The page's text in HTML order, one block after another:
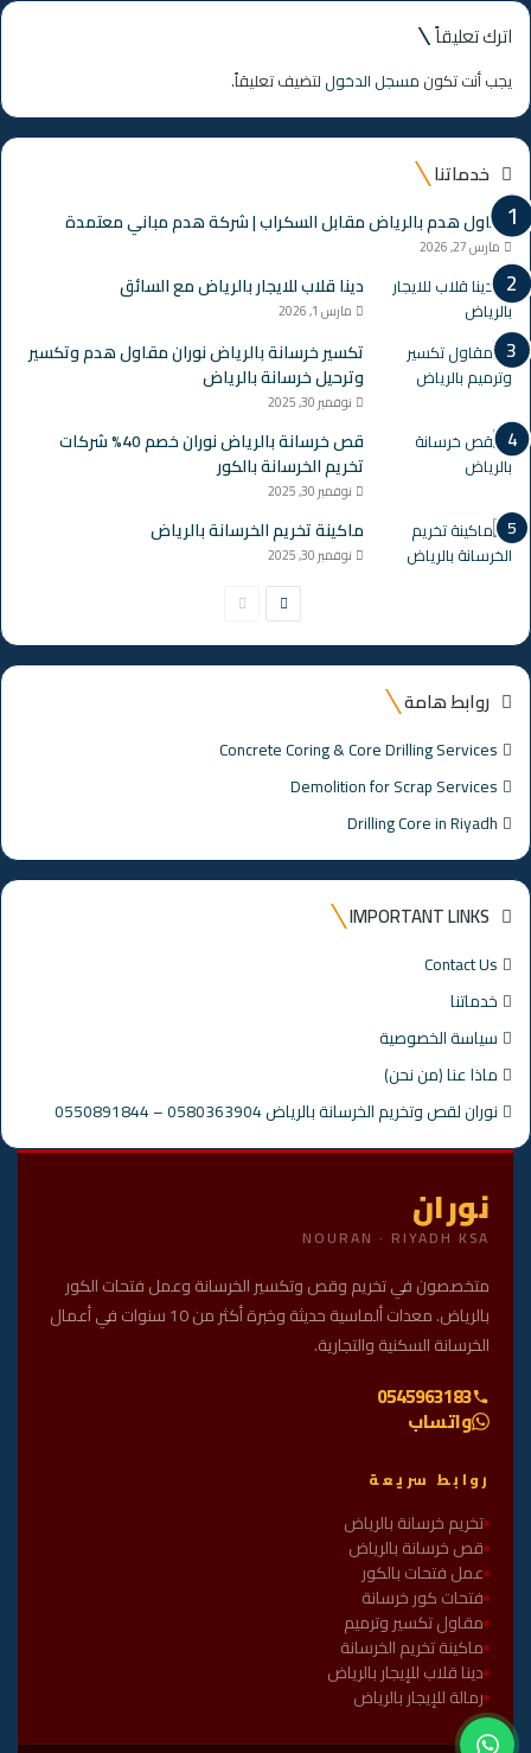
اترك تعليقاً
يجب أنت تكون مسجل الدخول لتضيف تعليقاً.
خدماتنا
مقاول هدم بالرياض مقابل السكراب | شركة هدم مباني معتمدة
مارس 27, 2026
دينا قلاب للايجار بالرياض مع السائق
مارس 1, 2026
تكسير خرسانة بالرياض نوران مقاول هدم وتكسير
وترحيل خرسانة بالرياض
نوفمبر 30, 2025
قص خرسانة بالرياض نوران خصم 40% شركات
تخريم الخرسانة بالكور
نوفمبر 30, 2025
ماكينة تخريم الخرسانة بالرياض
نوفمبر 30, 2025
الصفحة
روابط هامة
Concrete Coring & Core Drilling Services
Demolition for Scrap Services
Drilling Core in Riyadh
IMPORTANT LINKS
Contact Us
خدماتنا
سياسة الخصوصية
ماذا عنا (من نحن)
نوران لقص وتخريم الخرسانة بالرياض 0580363904 – 0550891844
نوران
NOURAN · RIYADH KSA
متخصصون في تخريم وقص وتكسير الخرسانة وعمل فتحات الكور
بالرياض. معدات ألماسية حديثة وخبرة أكثر من 10 سنوات في أعمال
الخرسانة السكنية والتجارية.
0545963183
واتساب
روابط سريعة
تخريم خرسانة بالرياض
قص خرسانة بالرياض
عمل فتحات بالكور
فتحات كور خرسانة
مقاول تكسير وترميم
ماكينة تخريم الخرسانة
دينا قلاب للإيجار بالرياض
رمالة للإيجار بالرياض